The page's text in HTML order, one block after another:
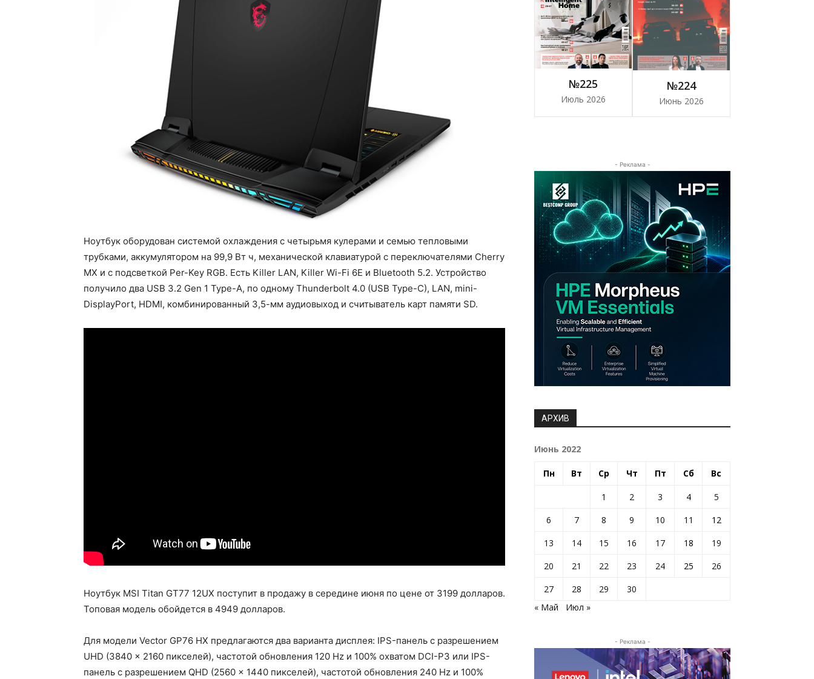
Ноутбук оборудован системой охлаждения с четырьмя кулерами и семью тепловыми
трубками, аккумулятором на 99,9 Вт ч, механической клавиатурой с переключателями Cherry
MX и с подсветкой Per-Key RGB. Есть Killer LAN, Killer Wi-Fi 6E и Bluetooth 5.2. Устройство
получило два USB 3.2 Gen 1 Type-A, по одному Thunderbolt 4.0 (USB Type-C), LAN, mini-
DisplayPort, HDMI, комбинированный 3,5-мм аудиовыход и считыватель карт памяти SD.
Ноутбук MSI Titan GT77 12UX поступит в продажу в середине июня по цене от 3199 долларов.
Топовая модель обойдется в 4949 долларов.
Для модели Vector GP76 HX предлагаются два варианта дисплея: IPS-панель с разрешением
UHD (3840 × 2160 пикселей), частотой обновления 120 Hz и 100% охватом DCI-P3 или IPS-
панель с разрешением QHD (2560 × 1440 пикселей), частотой обновления 240 Hz и 100%
№225
Июль 2026
№224
Июнь 2026
- Реклама -
АРХИВ
Июнь 2022
Пн Вт Ср Чт Пт Сб Вс
1 2 3 4
5
6
7 8 9 10 11
12
13
14 15 16 17 18
19
20
21 22 23 24 25
26
27
28 29
30
« Май
Июл »
- Реклама -